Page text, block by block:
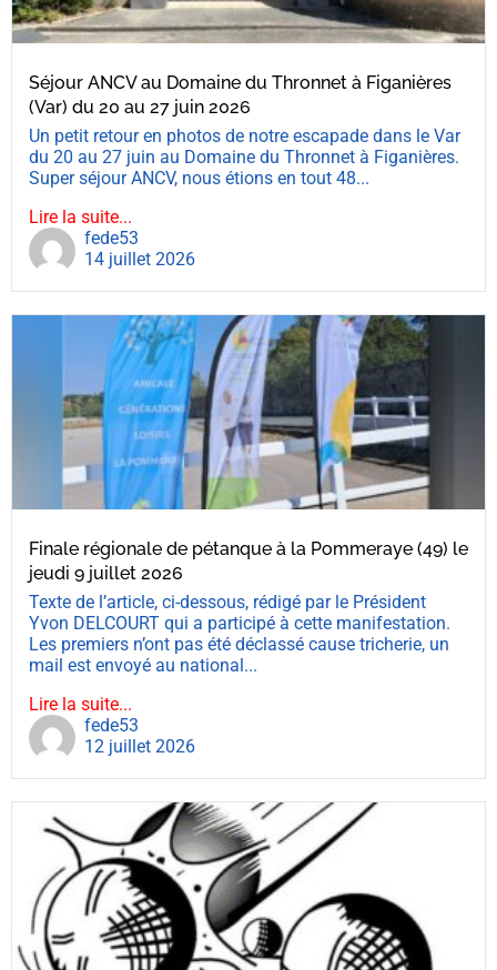
Séjour ANCV au Domaine du Thronnet à Figanières
(Var) du 20 au 27 juin 2026
Un petit retour en photos de notre escapade dans le Var
du 20 au 27 juin au Domaine du Thronnet à Figanières.
Super séjour ANCV, nous étions en tout 48...
Lire la suite...
fede53
14 juillet 2026
Finale régionale de pétanque à la Pommeraye (49) le
jeudi 9 juillet 2026
Texte de l’article, ci-dessous, rédigé par le Président
Yvon DELCOURT qui a participé à cette manifestation.
Les premiers n’ont pas été déclassé cause tricherie, un
mail est envoyé au national...
Lire la suite...
fede53
12 juillet 2026